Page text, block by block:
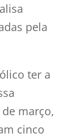
pela
ter a
março,
cinco